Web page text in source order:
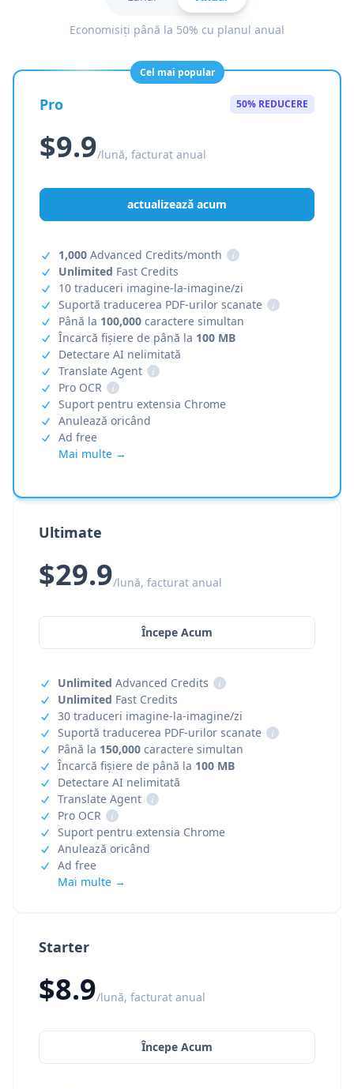
Economisiți până la 50% cu planul anual
Starter
$8.9/lună, facturat anual
Începe Acum
Cel mai popular
Pro 50% REDUCERE
$9.9/lună, facturat anual
actualizează acum
1,000 Advanced Credits/month
i
Unlimited Fast Credits
10 traduceri imagine-la-imagine/zi
Suportă traducerea PDF-urilor scanate
i
Până la 100,000 caractere simultan
Încarcă fișiere de până la 100 MB
Detectare AI nelimitată
Translate Agent
i
Pro OCR
i
Suport pentru extensia Chrome
Anulează oricând
Ad free
Mai multe →
Ultimate
$29.9/lună, facturat anual
Începe Acum
Unlimited Advanced Credits
i
Unlimited Fast Credits
30 traduceri imagine-la-imagine/zi
Suportă traducerea PDF-urilor scanate
i
Până la 150,000 caractere simultan
Încarcă fișiere de până la 100 MB
Detectare AI nelimitată
Translate Agent
i
Pro OCR
i
Suport pentru extensia Chrome
Anulează oricând
Ad free
Mai multe →